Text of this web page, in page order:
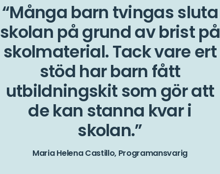
Många barn tvingas sluta
skolan på grund av brist på
skolmaterial. Tack vare ert
stöd har barn fått
utbildningskit som gör att
de kan stanna kvar i
skolan.
Maria Helena Castillo, Programansvarig